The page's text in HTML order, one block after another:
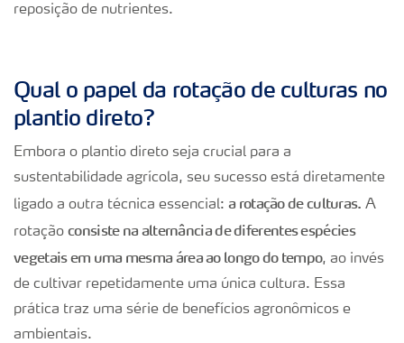
reposição de nutrientes.
Qual o papel da rotação de culturas no
plantio direto?
Embora o plantio direto seja crucial para a
sustentabilidade agrícola, seu sucesso está diretamente
ligado a outra técnica essencial: a rotação de culturas. A
rotação consiste na alternância de diferentes espécies
vegetais em uma mesma área ao longo do tempo, ao invés
de cultivar repetidamente uma única cultura. Essa
prática traz uma série de benefícios agronômicos e
ambientais.